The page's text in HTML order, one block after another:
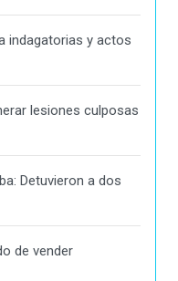
indagatorias y actos
lesiones culposas
Detuvieron a dos
de vender